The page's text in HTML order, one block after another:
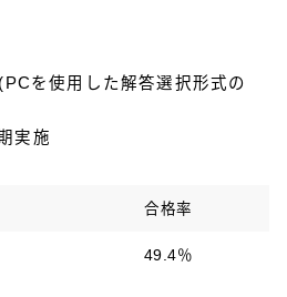
を使用した解答選択形式の
実施
合格率
49.4％